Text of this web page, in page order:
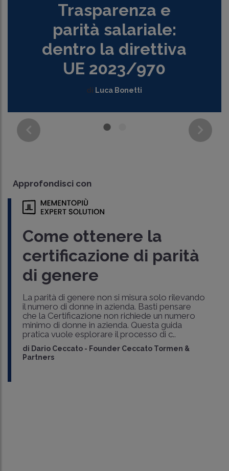
Trasparenza e
parità salariale:
dentro la direttiva
UE 2023/970
di Luca Bonetti
Approfondisci con
Come ottenere la
certificazione di parità
di genere
La parità di genere non si misura solo rilevando
il numero di donne in azienda. Basti pensare
che la Certificazione non richiede un numero
minimo di donne in azienda. Questa guida
pratica vuole esplorare il processo di c..
di Dario Ceccato - Founder Ceccato Tormen &
Partners